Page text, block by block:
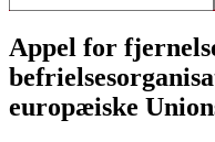
Appel for
europæiske